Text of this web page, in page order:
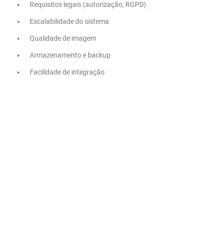
Requisitos legais (autorização, RGPD)
Escalabilidade do sistema
Qualidade de imagem
Armazenamento e backup
Facilidade de integração